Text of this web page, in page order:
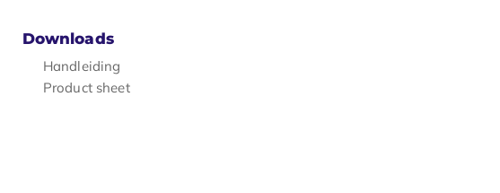
Downloads
Handleiding
Product sheet